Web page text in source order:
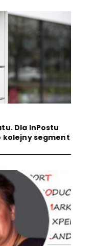
Dla InPostu
kolejny segment